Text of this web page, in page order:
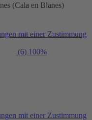
(Cala en Blanes)
mit einer Zustimmung
(6) 100%
mit einer Zustimmung